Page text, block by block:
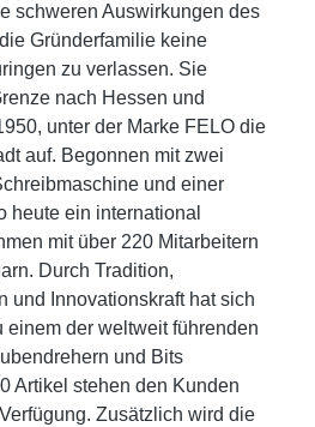
schweren Auswirkungen des
Gründerfamilie keine
zu verlassen. Sie
nach Hessen und
unter der Marke FELO die
auf. Begonnen mit zwei
und einer
heute ein international
mit über 220 Mitarbeitern
Durch Tradition,
und Innovationskraft hat sich
einem der weltweit führenden
und Bits
Artikel stehen den Kunden
Zusätzlich wird die